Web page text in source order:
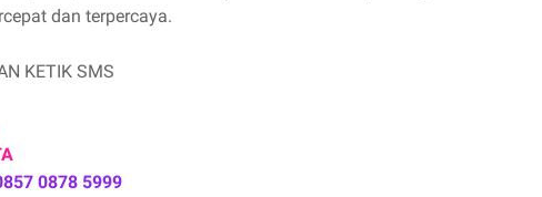
dan terpercaya.
KETIK SMS
0878 5999